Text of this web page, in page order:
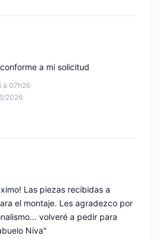
à 07h26
2026
a mi solicitud
Las piezas recibidas a
el montaje. Les agradezco por
volveré a pedir para
Niva"